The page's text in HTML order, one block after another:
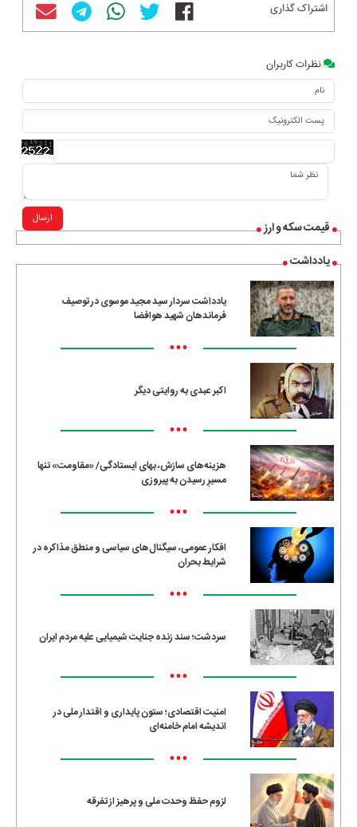
قیمت سکه و ارز
یادداشت
یادداشت سردار سید مجید موسوی در توصیف
فرماندهان شهید هوافضا
•••
اکبر عبدی به روایتی دیگر
•••
هزینه‌های سازش، بهای ایستادگی/ «مقاومت» تنها
مسیرِ رسیدن به پیروزی
•••
افکار عمومی، سیگنال‌های سیاسی و منطق مذاکره در
شرایط بحران
•••
سردشت؛ سند زنده جنایت شیمیایی علیه مردم ایران
•••
امنیت اقتصادی؛ ستون پایداری و اقتدار ملی در
اندیشه امام خامنه‌ای
•••
لزوم حفظ وحدت ملی و پرهیز از تفرقه
اشتراک گذاری
نظرات کاربران
ارسال